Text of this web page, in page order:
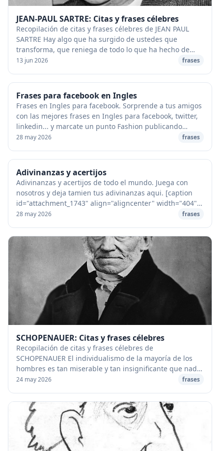
JEAN-PAUL SARTRE: Citas y frases célebres
Recopilación de citas y frases célebres de JEAN PAUL
SARTRE Hay algo que ha surgido de ustedes que
transforma, que reniega de todo lo que ha hecho de
nuestra sociedad lo que es: se trata de lo que lla...
13 jun 2026 frases
Frases para facebook en Ingles
Frases en Ingles para facebook. Sorprende a tus amigos
con las mejores frases en Ingles para facebook, twitter,
linkedin... y marcate un punto Fashion publicando
frases en ingles en tu muro de faceboo...
28 may 2026 frases
Adivinanzas y acertijos
Adivinanzas y acertijos de todo el mundo. Juega con
nosotros y deja tamien tus adivinanzas aqui. [caption
id="attachment_1743" align="aligncenter" width="404"
caption="Adivinanzas y acertijos"][/capti...
28 may 2026 frases
SCHOPENAUER: Citas y frases célebres
Recopilación de citas y frases célebres de
SCHOPENAUER El individualismo de la mayoría de los
hombres es tan miserable y tan insignificante que nada
pierden con la muerte. ARTHUR SCHOPENAUER
24 may 2026 frases